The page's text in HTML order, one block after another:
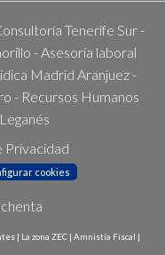
Tenerife Sur -
-Asesoría laboral
Madrid Aranjuez-
- Recursos Humanos
Privacidad
cookies
| La zona ZEC | Amnistía Fiscal |